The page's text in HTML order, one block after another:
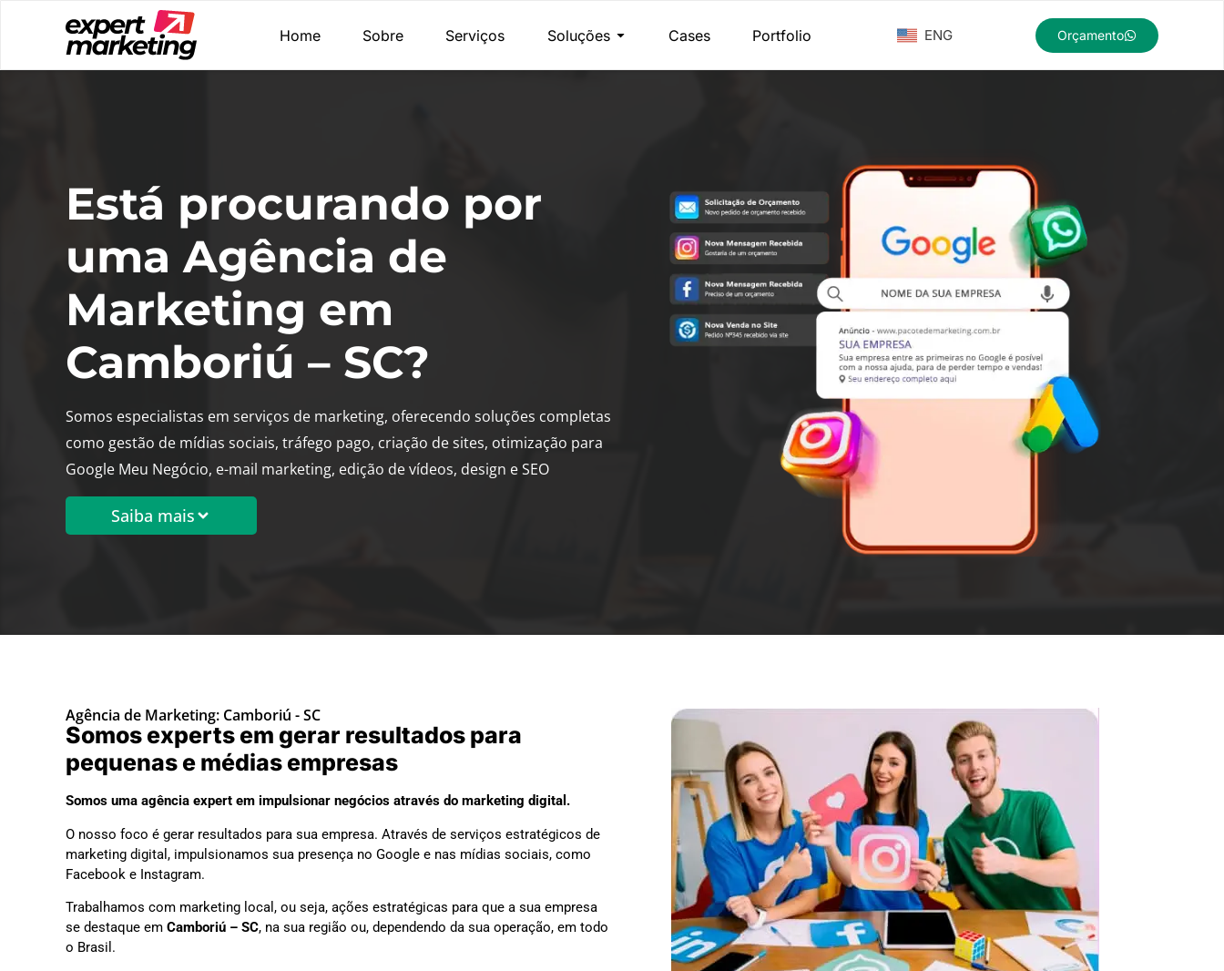
Home Sobre Serviços Soluções Cases Portfolio ENG Orçamento
Está procurando por
uma Agência de
Marketing em
Camboriú – SC?
Somos especialistas em serviços de marketing, oferecendo soluções completas
como gestão de mídias sociais, tráfego pago, criação de sites, otimização para
Google Meu Negócio, e-mail marketing, edição de vídeos, design e SEO
Saiba mais
Agência de Marketing: Camboriú - SC
Somos experts em gerar resultados para
pequenas e médias empresas
Somos uma agência expert em impulsionar negócios através do marketing digital.
O nosso foco é gerar resultados para sua empresa. Através de serviços estratégicos de
marketing digital, impulsionamos sua presença no Google e nas mídias sociais, como
Facebook e Instagram.
Trabalhamos com marketing local, ou seja, ações estratégicas para que a sua empresa
se destaque em Camboriú – SC, na sua região ou, dependendo da sua operação, em todo
o Brasil.